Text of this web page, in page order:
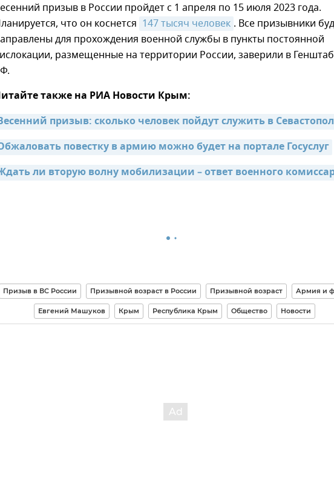
призыв в России пройдет с 1 апреля по 15 июля 2023 года.
что он коснется 147 тысяч человек . Все призывники
для прохождения военной службы в пункты постоянной
размещенные на территории России, заверили в
также на РИА Новости Крым:
призыв: сколько человек пойдут служить в
повестку в армию можно будет на портале Госуслуг
ли вторую волну мобилизации – ответ военного
Призыв в ВС России Призывной возраст в России Призывной возраст Армия и
Евгений Машуков Крым Республика Крым Общество Новости